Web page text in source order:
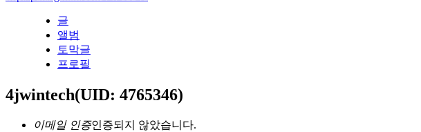
글
앨범
토막글
프로필
4jwintech(UID: 4765346)
이메일 인증인증되지 않았습니다.